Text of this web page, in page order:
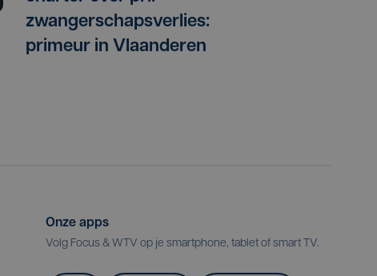
zwangerschapsverlies:
primeur in Vlaanderen
Onze apps
Volg Focus & WTV op je smartphone, tablet of smart TV.